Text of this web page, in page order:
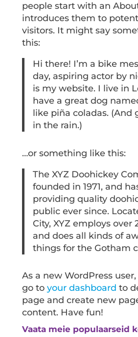
people start with an
introduces them to
visitors. It might say
this:
Hi there! I’m a bike
day, aspiring actor by
is my website. I live in
have a great dog
like piña coladas. (And
in the rain.)
…or something like this:
The XYZ Doohickey
founded in 1971, and
providing quality
public ever since.
City, XYZ employs over
and does all kinds of
things for the Gotham
As a new WordPress
go to your dashboard to
page and create new
content. Have fun!
Vaata meie populaarseid